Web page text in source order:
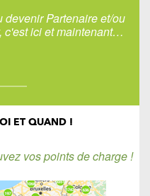
devenir Partenaire et/ou
c'est ici et maintenant…
ET QUAND !
vos points de charge !